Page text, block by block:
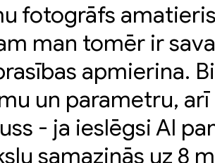
fotogrāfs
man tomēr ir
apmierina.
un parametru,
- ja ieslēgsi AI
samazinās uz 8